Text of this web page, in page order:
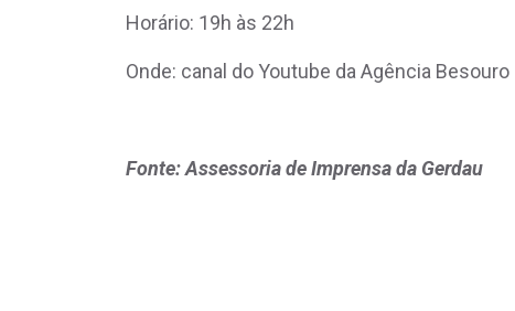
Horário: 19h às 22h
Onde: canal do Youtube da Agência Besouro
Fonte: Assessoria de Imprensa da Gerdau